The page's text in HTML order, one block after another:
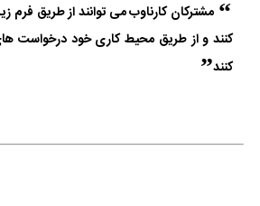
مشترکان کارناوب می توانند از طریق فرم
کنند و از طریق محیط کاری خود درخواست
کنند